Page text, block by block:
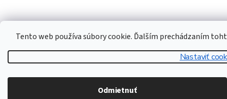
Tento web používa súbory cookie. Ďalším prechádzaním
Nastaviť
Odmietnuť